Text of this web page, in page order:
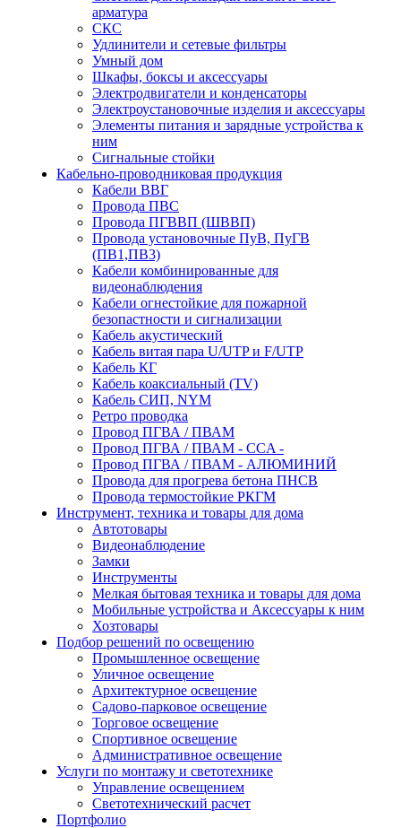
арматура
СКС
Удлинители и сетевые фильтры
Умный дом
Шкафы, боксы и аксессуары
Электродвигатели и конденсаторы
Электроустановочные изделия и аксессуары
Элементы питания и зарядные устройства к
ним
Сигнальные стойки
Кабельно-проводниковая продукция
Кабели ВВГ
Провода ПВС
Провода ПГВВП (ШВВП)
Провода установочные ПуВ, ПуГВ
(ПВ1,ПВ3)
Кабели комбинированные для
видеонаблюдения
Кабели огнестойкие для пожарной
безопастности и сигнализации
Кабель акустический
Кабель витая пара U/UTP и F/UTP
Кабель КГ
Кабель коаксиальный (TV)
Кабель СИП, NYM
Ретро проводка
Провод ПГВА / ПВАМ
Провод ПГВА / ПВАМ - CCA -
Провод ПГВА / ПВАМ - АЛЮМИНИЙ
Провода для прогрева бетона ПНСВ
Провода термостойкие РКГМ
Инструмент, техника и товары для дома
Автотовары
Видеонаблюдение
Замки
Инструменты
Мелкая бытовая техника и товары для дома
Мобильные устройства и Аксессуары к ним
Хозтовары
Подбор решений по освещению
Промышленное освещение
Уличное освещение
Архитектурное освещение
Садово-парковое освещение
Торговое освещение
Спортивное освещение
Административное освещение
Услуги по монтажу и светотехнике
Управление освещением
Светотехнический расчет
Портфолио